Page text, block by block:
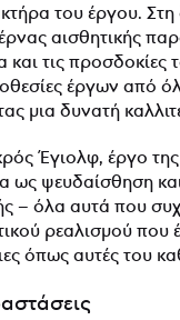
του έργου. Στη
αισθητικής
και τις
έργων από
μια δυνατή
Έγιολφ, έργο
ως ψευδαίσθηση
– όλα αυτά που
ρεαλισμού που
όπως αυτές του